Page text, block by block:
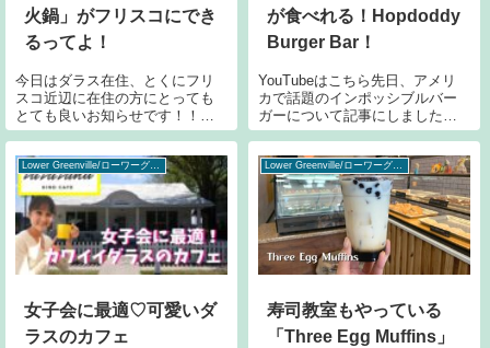
火鍋」がフリスコにでき
るってよ！
今日はダラス在住、とくにフリ
スコ近辺に在住の方にとっても
とても良いお知らせです！！中
華圏コミュニティー掲示板によ
火鍋店「海底撈火鍋」ができる
そうです！海底撈火鍋とは…
1994年に中国四川省から始まっ
た火鍋屋さん。
が食べれる！Hopdoddy
Burger Bar！
YouTubeはこちら先日、アメリ
カで話題のインポッシブルバー
ガーについて記事にしました！
まだ見ていない方はこちらから
っているインポッシブルバーガ
ーが食べれるお店にやってきま
した！Hopdoddy元々はテキサス
州
女子会に最適♡可愛いダ
ラスのカフェ
Lower Greenville/ローワーグリーンビル
寿司教室もやっている
「Three Egg Muffins」